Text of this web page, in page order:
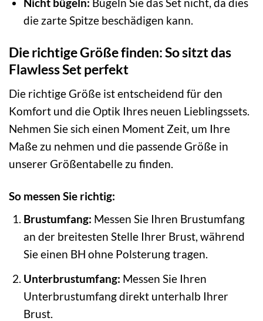
Nicht bügeln: Bügeln Sie das Set nicht, da dies
die zarte Spitze beschädigen kann.
Die richtige Größe finden: So sitzt das
Flawless Set perfekt
Die richtige Größe ist entscheidend für den
Komfort und die Optik Ihres neuen Lieblingssets.
Nehmen Sie sich einen Moment Zeit, um Ihre
Maße zu nehmen und die passende Größe in
unserer Größentabelle zu finden.
So messen Sie richtig:
Brustumfang: Messen Sie Ihren Brustumfang
an der breitesten Stelle Ihrer Brust, während
Sie einen BH ohne Polsterung tragen.
Unterbrustumfang: Messen Sie Ihren
Unterbrustumfang direkt unterhalb Ihrer
Brust.